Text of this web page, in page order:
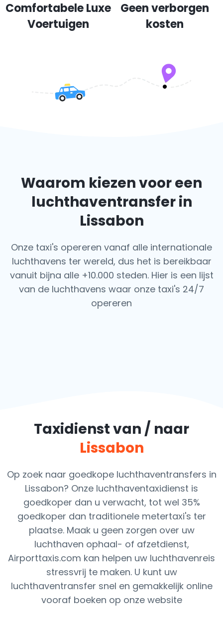
Comfortabele Luxe
Voertuigen
Geen verborgen
kosten
Waarom kiezen voor een
luchthaventransfer in
Lissabon
Onze taxi's opereren vanaf alle internationale
luchthavens ter wereld, dus het is bereikbaar
vanuit bijna alle +10.000 steden. Hier is een lijst
van de luchthavens waar onze taxi's 24/7
opereren
Taxidienst van / naar
Lissabon
Op zoek naar goedkope luchthaventransfers in
Lissabon? Onze luchthaventaxidienst is
goedkoper dan u verwacht, tot wel 35%
goedkoper dan traditionele metertaxi's ter
plaatse. Maak u geen zorgen over uw
luchthaven ophaal- of afzetdienst,
Airporttaxis.com kan helpen uw luchthavenreis
stressvrij te maken. U kunt uw
luchthaventransfer snel en gemakkelijk online
vooraf boeken op onze website